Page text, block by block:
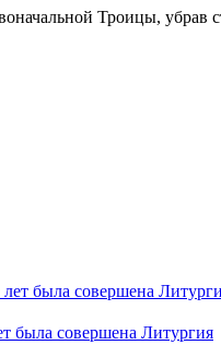
Троицы, убрав
была совершена Литургия